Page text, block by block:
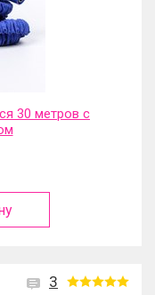
30 метров с
3